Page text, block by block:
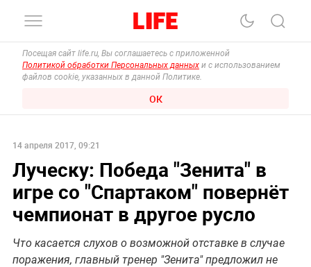
Посещая сайт life.ru, Вы соглашаетесь с приложенной
Политикой обработки Персональных данных и с использованием
файлов cookie, указанных в данной Политике.
ОК
14 апреля 2017, 09:21
Луческу: Победа "Зенита" в
игре со "Спартаком" повернёт
чемпионат в другое русло
Что касается слухов о возможной отставке в случае
поражения, главный тренер "Зенита" предложил не